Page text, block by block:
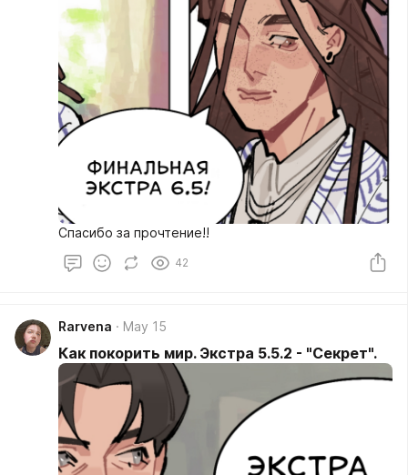
Спасибо за прочтение!!
42
Rarvena May 15
Как покорить мир. Экстра 5.5.2 - "Секрет".